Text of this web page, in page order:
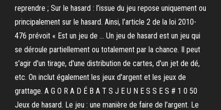
reprendre ; Sur le hasard : l’issue du jeu repose uniquement ou
principalement sur le hasard. Ainsi, l’article 2 de la loi 2010-
476 prévoit « Est un jeu de … Un jeu de hasard est un jeu qui
se déroule partiellement ou totalement par la chance. Il peut
s'agir d'un tirage, d'une distribution de cartes, d'un jet de dé,
etc. On inclut également les jeux d'argent et les jeux de
grattage. A G O R A D É B A T S J E U N E S S E S # 1 0 50
Jeux de hasard. Le jeu : une manière de faire de l’argent. Le